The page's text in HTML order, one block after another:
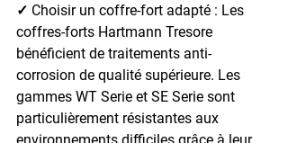
✓ Choisir un coffre-fort adapté : Les
coffres-forts Hartmann Tresore
bénéficient de traitements anti-
corrosion de qualité supérieure. Les
gammes WT Serie et SE Serie sont
particulièrement résistantes aux
environnements difficiles grâce à leur